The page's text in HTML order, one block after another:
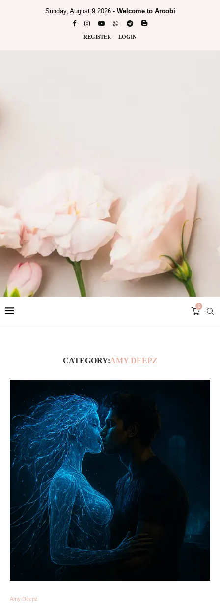
Sunday, August 9 2026 - Welcome to Aroobi
REGISTER LOGIN
0
CATEGORY:AMY DEEPZ
Amy Deepz